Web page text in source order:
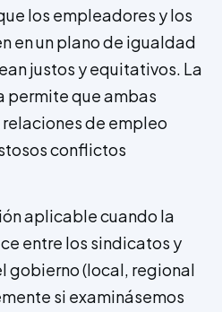
los empleadores y los
en un plano de igualdad
justos y equitativos. La
permite que ambas
de empleo
conflictos
aplicable cuando la
entre los sindicatos y
gobierno (local, regional
si examinásemos